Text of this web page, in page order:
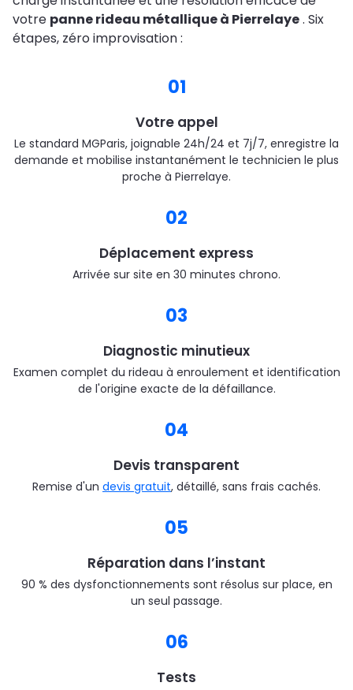
votre panne rideau métallique à Pierrelaye. Six
étapes, zéro improvisation :
01
Votre appel
Le standard MGParis, joignable 24h/24 et 7j/7, enregistre la
demande et mobilise instantanément le technicien le plus
proche à Pierrelaye.
02
Déplacement express
Arrivée sur site en 30 minutes chrono.
03
Diagnostic minutieux
Examen complet du rideau à enroulement et identification
de l'origine exacte de la défaillance.
04
Devis transparent
Remise d'un devis gratuit, détaillé, sans frais cachés.
05
Réparation dans l’instant
90 % des dysfonctionnements sont résolus sur place, en
un seul passage.
06
Tests